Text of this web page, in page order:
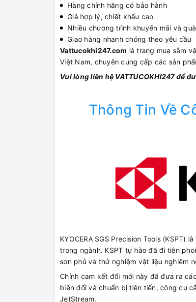
Hàng chính hãng có bảo hành
Giá hợp lý, chiết khấu cao
Nhiều chương trình khuyến mãi và
Giao hàng nhanh chóng theo yêu cầu
Vattucokhi247.com là trang mua sắm
Việt Nam, chuyên cung cấp các sản
Vui lòng liên hệ VATTUCOKHI247 để
Thông Tin Về
KYOCERA SGS Precision Tools
trong ngành. KSPT tự hào đã đi tiên
sơn phủ và thử nghiệm vật liệu nghiêm
Chính cam kết đổi mới này đã đưa ra
biến đổi và chuẩn bị tiên tiến, công cụ
JetStream.